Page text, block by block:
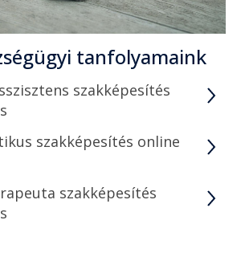
tanfolyamaink
szakképesítés
szakképesítés online
szakképesítés